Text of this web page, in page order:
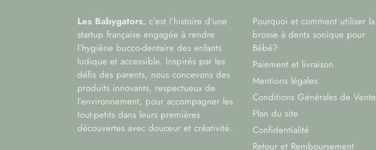
Les Babygators, c’est l’histoire d’une
startup française engagée à rendre
l’hygiène bucco-dentaire des enfants
ludique et accessible. Inspirés par les
défis des parents, nous concevons des
produits innovants, respectueux de
l’environnement, pour accompagner les
tout-petits dans leurs premières
découvertes avec douceur et créativité.
Pourquoi et comment utiliser la
brosse à dents sonique pour
Bébé?
Paiement et livraison
Mentions légales
Conditions Générales de Vente
Plan du site
Confidentialité
Retour et Remboursement